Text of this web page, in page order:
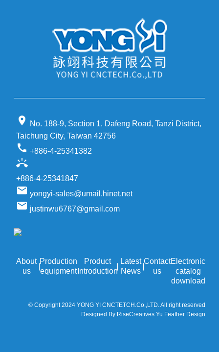
location_on
No. 188-9, Section 1, Dafeng Road, Tanzi District,
Taichung City, Taiwan 42756
call +886-4-25341382
ring_volume
+886-4-25341847
email yongyi-sales@umail.hinet.net
email justinwu6767@gmail.com
About
us
Production
equipment
Product
Introduction
Latest
News
Contact
us
Electronic
catalog
download
© Copyright 2024 YONG YI CNCTETCH.Co.,LTD. All right reserved
Designed By RiseCreatives Yu Feather Design